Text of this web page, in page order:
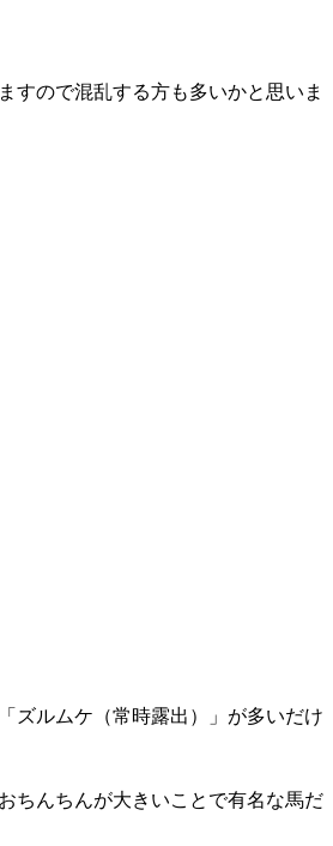
すので混乱する方も多いかと思いま
ズルムケ（常時露出）」が多いだけ
ちんちんが大きいことで有名な馬だ